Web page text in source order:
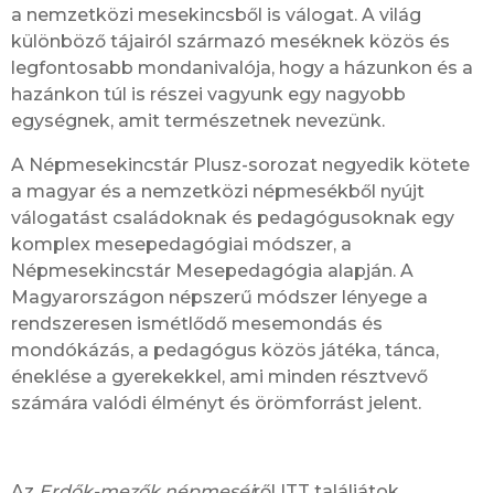
a nemzetközi mesekincsből is válogat. A világ
különböző tájairól származó meséknek közös és
legfontosabb mondanivalója, hogy a házunkon és a
hazánkon túl is részei vagyunk egy nagyobb
egységnek, amit természetnek nevezünk.
A Népmesekincstár Plusz-sorozat negyedik kötete
a magyar és a nemzetközi népmesékből nyújt
válogatást családoknak és pedagógusoknak egy
komplex mesepedagógiai módszer, a
Népmesekincstár Mesepedagógia alapján. A
Magyarországon népszerű módszer lényege a
rendszeresen ismétlődő mesemondás és
mondókázás, a pedagógus közös játéka, tánca,
éneklése a gyerekekkel, ami minden résztvevő
számára valódi élményt és örömforrást jelent.